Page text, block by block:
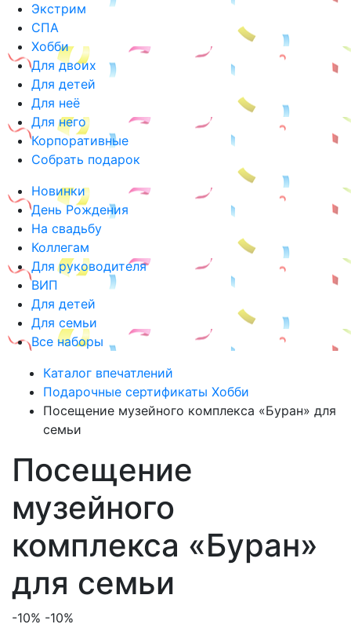
Экстрим
СПА
Хобби
Для двоих
Для детей
Для неё
Для него
Корпоративные
Собрать подарок
Новинки
День Рождения
На свадьбу
Коллегам
Для руководителя
ВИП
Для детей
Для семьи
Все наборы
Каталог впечатлений
Подарочные сертификаты Хобби
Посещение музейного комплекса «Буран» для
семьи
Посещение
музейного
комплекса «Буран»
для семьи
-10% -10%